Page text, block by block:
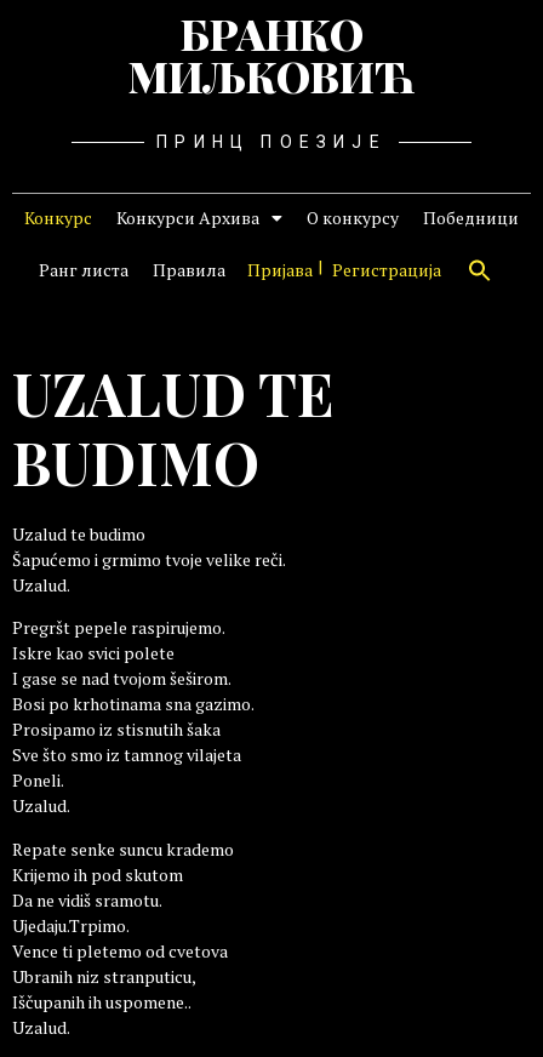
БРАНКО
МИЉКОВИЋ
ПРИНЦ ПОЕЗИЈЕ
Конкурс Конкурси Архива О конкурсу Победници
Ранг листа Правила Пријава Регистрација
UZALUD TE
BUDIMO
Uzalud te budimo
Šapućemo i grmimo tvoje velike reči.
Uzalud.
Pregršt pepele raspirujemo.
Iskre kao svici polete
I gase se nad tvojom šeširom.
Bosi po krhotinama sna gazimo.
Prosipamo iz stisnutih šaka
Sve što smo iz tamnog vilajeta
Poneli.
Uzalud.
Repate senke suncu krademo
Krijemo ih pod skutom
Da ne vidiš sramotu.
Ujedaju.Trpimo.
Vence ti pletemo od cvetova
Ubranih niz stranputicu,
Iščupanih ih uspomene..
Uzalud.